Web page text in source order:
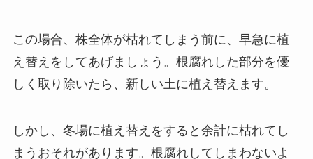
この場合、 株全体が枯れてしまう前に、早急に植
え替えをしてあげましょう。 根腐れした部分を優
しく取り除いたら、新しい土に植え替えます。
しかし、冬場に植え替えをすると余計に枯れてし
まうおそれがあります。根腐れしてしまわないよ